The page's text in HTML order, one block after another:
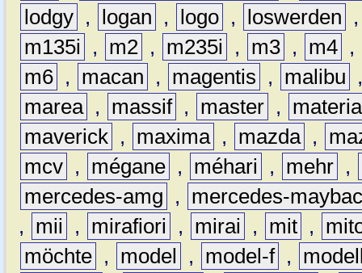
lodgy , logan , logo , loswerden
m135i
, m2 , m235i , m3 , m4 ,
m6 , macan , magentis , malibu
marea , massif , master ,
materia
maverick , maxima , mazda ,
mcv , mégane , méhari , mehr ,
mercedes-amg
,
mercedes-
,
mii , mirafiori , mirai , mit ,
möchte , model , model-f ,